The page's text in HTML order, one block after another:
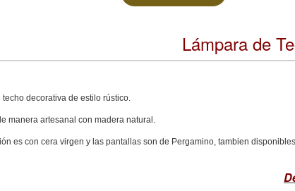
Lámpara de
techo decorativa de estilo rústico.
manera artesanal con madera natural.
es con cera virgen y las pantallas son de Pergamino, tambien